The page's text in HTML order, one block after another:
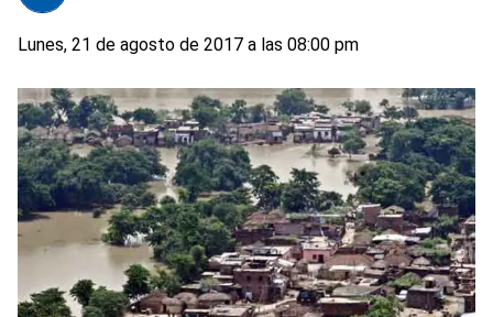
Lunes, 21 de agosto de 2017 a las 08:00 pm